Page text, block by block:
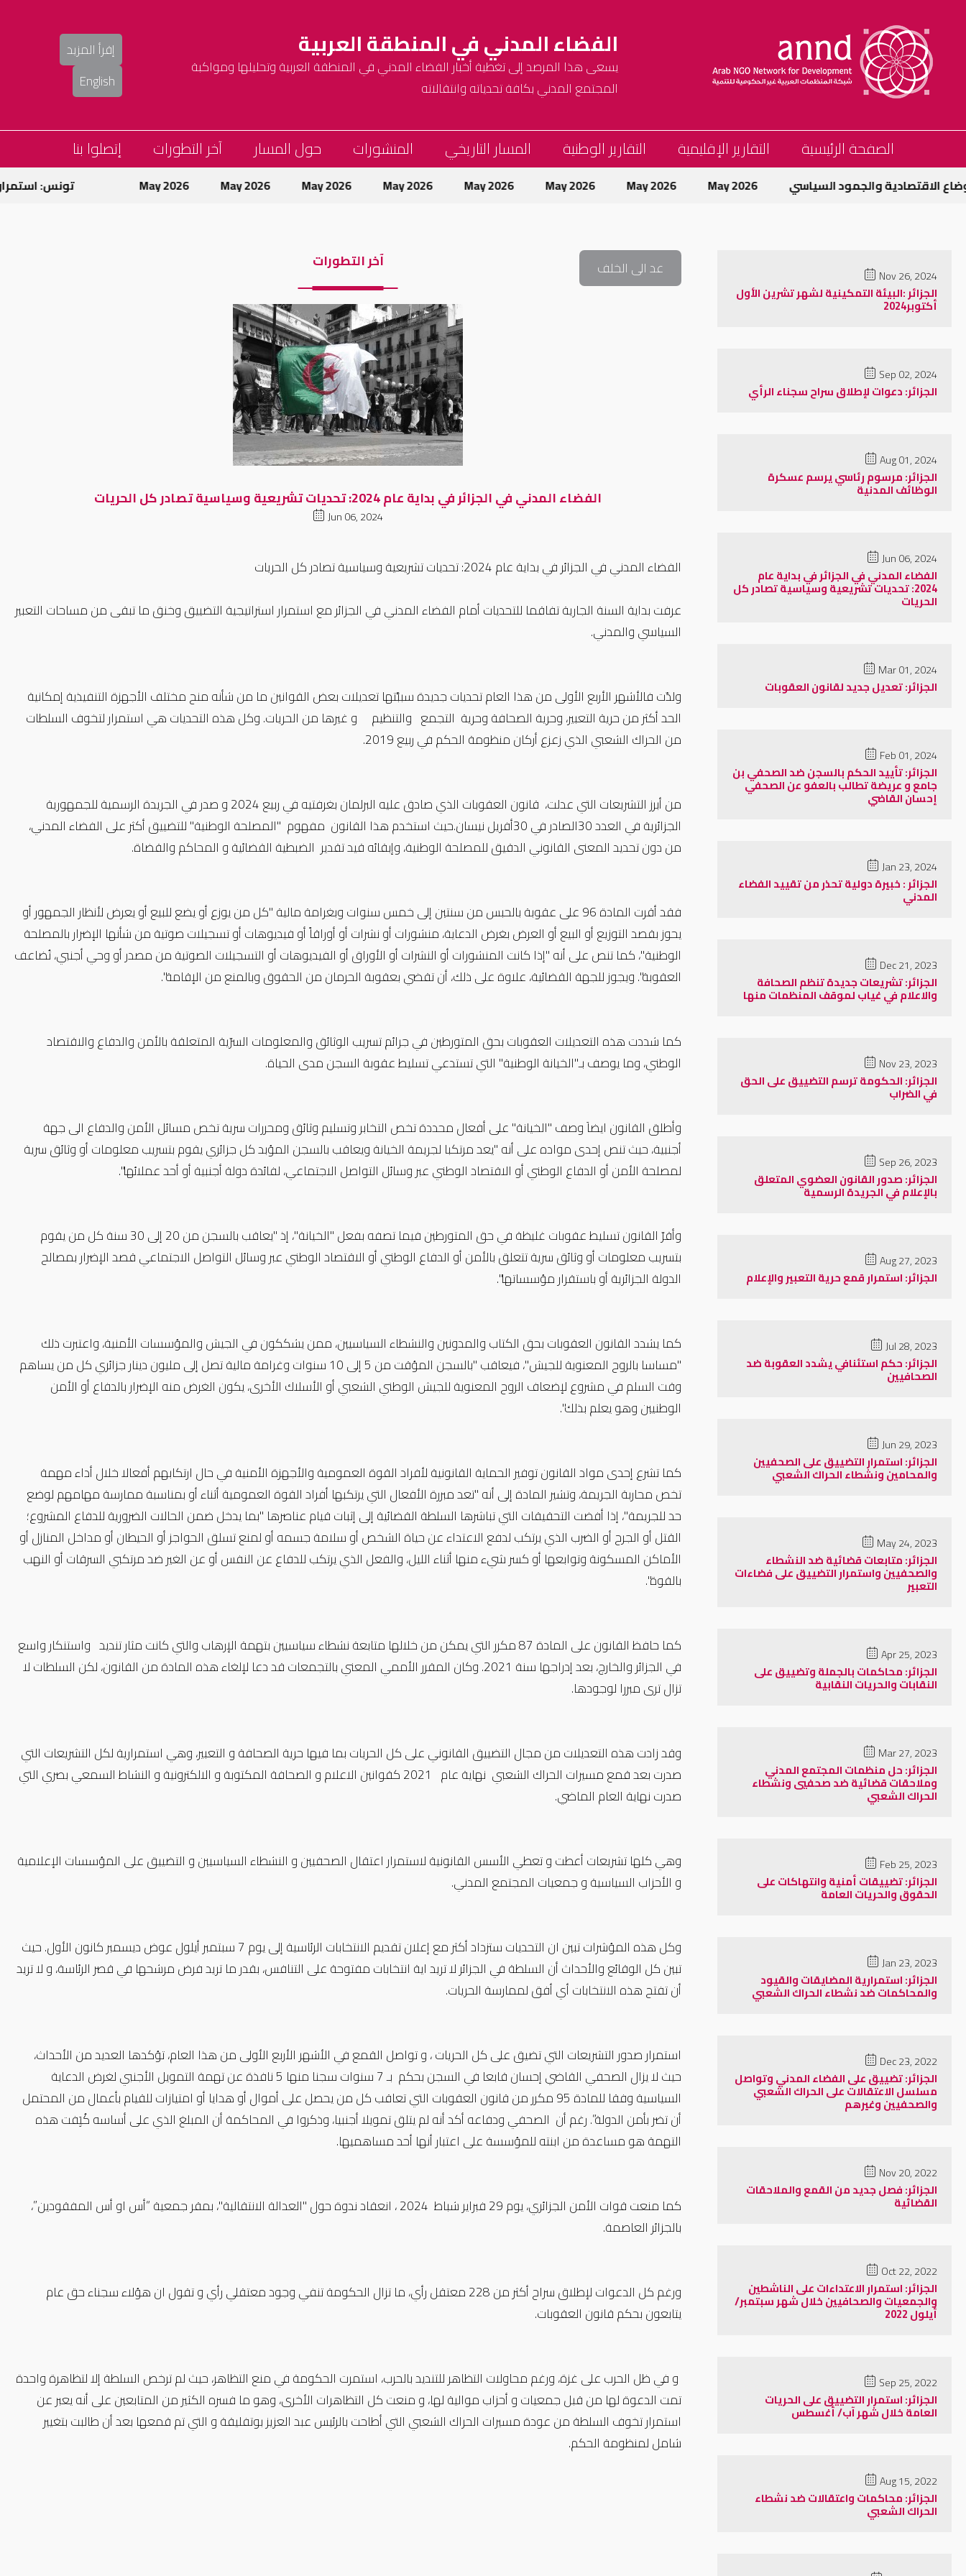
الفضاء المدني في المنطقة العربية
يسعى هذا المرصد إلى تغطية أخبار الفضاء المدني في المنطقة العربية وتحليلها ومواكبة
المجتمع المدني بكافة تحدياته وانتقالاته
إقرأ المزيد
English
الصفحة الرئيسية التقارير الإقليمية التقارير الوطنية المسار التاريخي المنشورات حول المسار آخر التطورات إتصلوا بنا
تونس: استمرار May 2026 May 2026 May 2026 May 2026 May 2026 May 2026 May 2026 May 2026 الاقتصادية والجمود السياسي
Nov 26, 2024
الجزائر :البيئة التمكينية لشهر تشرين الأول
أكتوبر2024
Sep 02, 2024
الجزائر: دعوات لإطلاق سراح سجناء الرأي
Aug 01, 2024
الجزائر: مرسوم رئاسي يرسم عسكرة
الوظائف المدنية
Jun 06, 2024
الفضاء المدني في الجزائر في بداية عام
2024: تحديات تشريعية وسياسية تصادر كل
الحريات
Mar 01, 2024
الجزائر: تعديل جديد لقانون العقوبات
Feb 01, 2024
الجزائر: تأييد الحكم بالسجن ضد الصحفي بن
جامع و عريضة تطالب بالعفو عن الصحفي
إحسان القاضي
Jan 23, 2024
الجزائر : خبيرة دولية تحذر من تقييد الفضاء
المدني
Dec 21, 2023
الجزائر: تشريعات جديدة تنظم الصحافة
والاعلام في غياب لموقف المنظمات منها
Nov 23, 2023
الجزائر: الحكومة ترسم التضييق على الحق
في الضراب
Sep 26, 2023
الجزائر: صدور القانون العضوي المتعلق
بالإعلام في الجريدة الرسمية
Aug 27, 2023
الجزائر: استمرار قمع حرية التعبير والإعلام
Jul 28, 2023
الجزائر: حكم استئنافي يشدد العقوبة ضد
الصحافيين
Jun 29, 2023
الجزائر: استمرار التضييق على الصحفيين
والمحامين ونشطاء الحراك الشعبي
May 24, 2023
الجزائر: متابعات قضائية ضد النشطاء
والصحفيين واستمرار التضييق على فضاءات
التعبير
Apr 25, 2023
الجزائر: محاكمات بالجملة وتضييق على
النقابات والحريات النقابية
Mar 27, 2023
الجزائر: حل منظمات المجتمع المدني
وملاحقات قضائية ضد صحفيي ونشطاء
الحراك الشعبي
Feb 25, 2023
الجزائر: تضييقات أمنية وانتهاكات على
الحقوق والحريات العامة
Jan 23, 2023
الجزائر: استمرارية المضايقات والقيود
والمحاكمات ضد نشطاء الحراك الشعبي
Dec 23, 2022
الجزائر: تضييق على الفضاء المدني وتواصل
مسلسل الاعتقالات على الحراك الشعبي
والصحفيين وغيرهم
Nov 20, 2022
الجزائر: فصل جديد من القمع والملاحقات
القضائية
Oct 22, 2022
الجزائر: استمرار الاعتداءات على الناشطين
والجمعيات والصحافيين خلال شهر سبتمبر/
أيلول 2022
Sep 25, 2022
الجزائر: استمرار التضييق على الحريات
العامة خلال شهر آب/ أغسطس
Aug 15, 2022
الجزائر: محاكمات واعتقالات ضد نشطاء
الحراك الشعبي
آخر التطورات عد الى الخلف
الفضاء المدني في الجزائر في بداية عام 2024: تحديات تشريعية وسياسية تصادر كل الحريات
Jun 06, 2024
الفضاء المدني في الجزائر في بداية عام 2024: تحديات تشريعية وسياسية تصادر كل الحريات
عرفت بداية السنة الجارية تفاقما للتحديات أمام الفضاء المدني في الجزائر مع استمرار استراتيجية التضييق وخنق ما تبقى من مساحات التعبير
السياسي والمدني.
ولدّت فالأشهر الأربع الأولى من هذا العام تحديات جديدة سببَّتها تعديلات بعض القوانين ما من شأنه منح مختلف الأجهزة التنفيذية إمكانية
الحد أكثر من حرية التعبير، وحرية الصحافة وحرية التجمع والتنظيم و غيرها من الحريات. وكل هذه التحديات هي استمرار لتخوف السلطات
من الحراك الشعبي الذي زعزع أركان منظومة الحكم في ربيع 2019.
من أبرز التشريعات التي عدلت، قانون العقوبات الذي صادق عليه البرلمان بغرفتيه في ربيع 2024 و صدر في الجريدة الرسمية للجمهورية
الجزائرية في العدد 30الصادر في 30أفريل نيسان.حيث استخدم هذا القانون مفهوم "المصلحة الوطنية" للتضييق أكثر على الفضاء المدني،
من دون تحديد المعنى القانوني الدقيق للمصلحة الوطنية، وإبقائه قيد تقدير الضبطية القضائية و المحاكم والقضاة.
فقد أقرت المادة 96 على عقوبة بالحبس من سنتين إلى خمس سنوات وبغرامة مالية "كل من يوزع أو يضع للبيع أو يعرض لأنظار الجمهور أو
يحوز بقصد التوزيع أو البيع أو العرض بغرض الدعاية، منشورات أو نشرات أو أوراقاً أو فيديوهات أو تسجيلات صوتية من شأنها الإضرار بالمصلحة
الوطنية"، كما تنص على أنه "إذا كانت المنشورات أو النشرات أو الأوراق أو الفيديوهات أو التسجيلات الصوتية من مصدر أو وحي أجنبي، تُضاعف
العقوبة". ويجوز للجهة القضائية، علاوة على ذلك، أن تقضي بعقوبة الحرمان من الحقوق وبالمنع من الإقامة".
كما شددت هذه التعديلات العقوبات بحق المتورطين في جرائم تسريب الوثائق والمعلومات السرّية المتعلقة بالأمن والدفاع والاقتصاد
الوطني، وما يوصف بـ"الخيانة الوطنية" التي تستدعي تسليط عقوبة السجن مدى الحياة.
وأطلق القانون ايضاَ وصف "الخيانة" على أفعال محددة تخص التخابر وتسليم وثائق ومحررات سرية تخص مسائل الأمن والدفاع الى جهة
أجنبية، حيث تنص إحدى مواده على أنه "يعد مرتكبا لجريمة الخيانة ويعاقب بالسجن المؤبد كل جزائري يقوم بتسريب معلومات أو وثائق سرية
لمصلحة الأمن أو الدفاع الوطني أو الاقتصاد الوطني عبر وسائل التواصل الاجتماعي، لفائدة دولة أجنبية أو أحد عملائها".
وأقرّ القانون تسليط عقوبات غليظة في حق المتورطين فيما تصفه بفعل "الخيانة"، إذ "يعاقب بالسجن من 20 إلى 30 سنة كل من يقوم
بتسريب معلومات أو وثائق سرية تتعلق بالأمن أو الدفاع الوطني أو الاقتصاد الوطني عبر وسائل التواصل الاجتماعي قصد الإضرار بمصالح
الدولة الجزائرية أو باستقرار مؤسساتها".
كما يشدد القانون العقوبات بحق الكتاب والمدونين والنشطاء السياسيين، ممن يشككون في الجيش والمؤسسات الأمنية، واعتبرت ذلك
"مساسا بالروح المعنوية للجيش"، فيعاقب "بالسجن المؤقت من 5 إلى 10 سنوات وغرامة مالية تصل إلى مليون دينار جزائري كل من يساهم
وقت السلم في مشروع لإضعاف الروح المعنوية للجيش الوطني الشعبي أو الأسلاك الأخرى، يكون الغرض منه الإضرار بالدفاع أو الأمن
الوطنيين وهو يعلم بذلك".
كما تشرع إحدى مواد القانون توفير الحماية القانونية لأفراد القوة العمومية والأجهزة الأمنية في حال ارتكابهم أفعالا خلال أداء مهمة
تخص محاربة الجريمة، وتشير المادة إلى أنه "تعد مبررة الأفعال التي يرتكبها أفراد القوة العمومية أثناء أو بمناسبة ممارسة مهامهم لوضع
حد للجريمة"، إذا أفضت التحقيقات التي تباشرها السلطة القضائية إلى إثبات قيام عناصرها "بما يدخل ضمن الحالات الضرورية للدفاع المشروع؛
القتل أو الجرح أو الضرب الذي يرتكب لدفع الاعتداء عن حياة الشخص أو سلامة جسمه أو لمنع تسلق الحواجز أو الحيطان أو مداخل المنازل أو
الأماكن المسكونة وتوابعها أو كسر شيء منها أثناء الليل، والفعل الذي يرتكب للدفاع عن النفس أو عن الغير ضد مرتكبي السرقات أو النهب
بالقوة".
كما حافظ القانون على المادة 87 مكرر التي يمكن من خلالها متابعة نشطاء سياسيين بتهمة الإرهاب والتي كانت مثار تنديد واستنكار واسع
في الجزائر والخارج، بعد إدراجها سنة 2021. وكان المقرر الأممي المعني بالتجمعات قد دعا لإلغاء هذه المادة من القانون، لكن السلطات لا
تزال ترى مبررا لوجودها.
وقد زادت هذه التعديلات من مجال التضييق القانوني على كل الحريات بما فيها حرية الصحافة و التعبير، وهي استمرارية لكل التشريعات التي
صدرت بعد قمع مسيرات الحراك الشعبي نهاية عام 2021 كقوانين الاعلام و الصحافة المكتوبة و الالكترونية و النشاط السمعي بصري التي
صدرت نهاية العام الماضي.
وهي كلها تشريعات أعطت و تعطي الأسس القانونية لاستمرار اعتقال الصحفيين و النشطاء السياسيين و التضييق على المؤسسات الإعلامية
و الأحزاب السياسية و جمعيات المجتمع المدني.
وكل هذه المؤشرات تبين ان التحديات ستزداد أكثر مع إعلان تقديم الانتخابات الرئاسية إلى يوم 7 سبتمبر أيلول عوض ديسمبر كانون الأول. حيث
تبين كل الوقائع والأحداث أن السلطة في الجزائر لا تريد اية انتخابات مفتوحة على التنافس، بقدر ما تريد فرض مرشحها في قصر الرئاسة، و لا تريد
أن تفتح هذه الانتخابات أي أفق لممارسة الحريات.
استمرار صدور التشريعات التي تضيق على كل الحريات ، و تواصل القمع في الأشهر الأربع الأولى من هذا العام، تؤكدها العديد من الأحداث،
حيث لا يزال الصحفي القاضي إحسان قابعا في السجن بحكم بـ 7 سنوات سجنا منها 5 نافذة عن تهمة التمويل الأجنبي لغرض الدعاية
السياسية وفقا للمادة 95 مكرر من قانون العقوبات التي تعاقب كل من يحصل على أموال أو هدايا أو امتيازات للقيام بأعمال من المحتمل
أن تضر بأمن الدولة”. رغم أن الصحفي ودفاعه أكد أنه لم يتلق تمويلا أجنبيا، وذكروا في المحاكمة أن المبلغ الذي على أساسه كُيَِفت هذه
التهمة هو مساعدة من ابنته للمؤسسة على اعتبار أنها أحد مساهميها.
كما منعت قوات الأمن الجزائري، يوم 29 فبراير شباط 2024 ، انعقاد ندوة حول "العدالة الانتقالية"، بمقر جمعية “أس او أس المفقودين”،
بالجزائر العاصمة.
ورغم كل الدعوات لإطلاق سراح أكثر من 228 معتقل رأي، ما تزال الحكومة تنفي وجود معتقلي رأي و تقول ان هؤلاء سجناء حق عام
يتابعون بحكم قانون العقوبات.
و في ظل الحرب على غزة، ورغم محاولات التظاهر للتنديد بالحرب، استمرت الحكومة في منع التظاهر، حيث لم ترخص السلطة إلا لتظاهرة واحدة
تمت الدعوة لها من قبل جمعيات و أحزاب موالية لها، و منعت كل التظاهرات الأخرى، وهو ما فسره الكثير من المتابعين على أنه يعبر عن
استمرار تخوف السلطة من عودة مسيرات الحراك الشعبي التي أطاحت بالرئيس عبد العزيز بوتفليقة و التي تم قمعها بعد أن طالبت بتغيير
شامل لمنظومة الحكم.